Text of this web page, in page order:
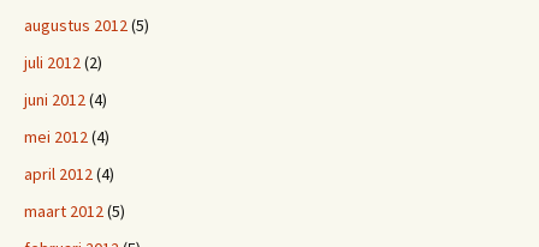
augustus 2012(5)
juli 2012(2)
juni 2012(4)
mei 2012(4)
april 2012(4)
maart 2012(5)